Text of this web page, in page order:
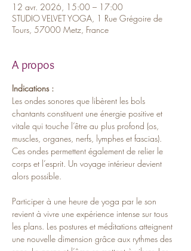
12 avr. 2026, 15:00 – 17:00
STUDIO VELVET YOGA, 1 Rue Grégoire de
Tours, 57000 Metz, France
A propos
Indications :
Les ondes sonores que libèrent les bols
chantants constituent une énergie positive et
vitale qui touche l’être au plus profond (os,
muscles, organes, nerfs, lymphes et fascias).
Ces ondes permettent également de relier le
corps et l’esprit. Un voyage intérieur devient
alors possible.
Participer à une heure de yoga par le son
revient à vivre une expérience intense sur tous
les plans. Les postures et méditations atteignent
une nouvelle dimension grâce aux rythmes des